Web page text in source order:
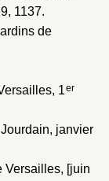
1137.
de
1er
janvier
Versailles, [juin